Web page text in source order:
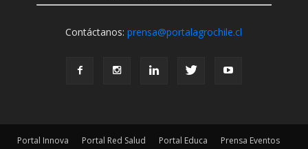
Contáctanos:prensa@portalagrochile.cl
Portal Innova Portal Red Salud Portal Educa Prensa Eventos